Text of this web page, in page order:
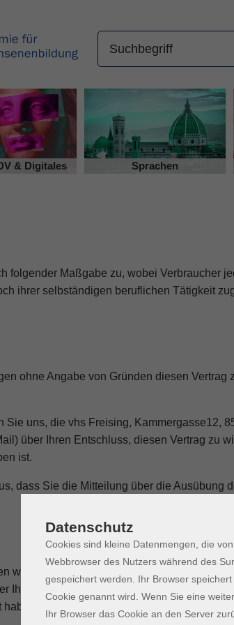
& Digitales Sprachen
folgender Maßgabe zu, wobei Verbraucher
ihrer selbständigen beruflichen Tätigkeit
ohne Angabe von Gründen diesen
Sie uns, die vhs Freising, Kammergasse12,
über Ihren Entschluss, diesen Vertrag zu
ist.
dass Sie die Mitteilung über die Ausübung
wir Ihnen alle Zahlungen, die wir von
Ihren Widerruf dieses Vertrags bei uns
es sei denn, mit Ihnen wurde
Datenschutz
Cookies sind kleine Datenmengen, die
Webbrowser des Nutzers während des
gespeichert werden. Ihr Browser
Cookie genannt wird. Wenn Sie eine
Ihr Browser das Cookie an den Server